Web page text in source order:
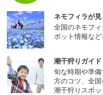
ネモフィラが
全国のネモフ
ポット情報な
潮干狩りガイド
旬な時期や準
方のコツ、全
潮干狩りスポ